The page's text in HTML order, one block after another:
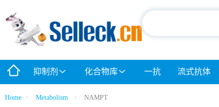
抑制剂 化合物库 一抗 流式抗体
Home Metabolism NAMPT